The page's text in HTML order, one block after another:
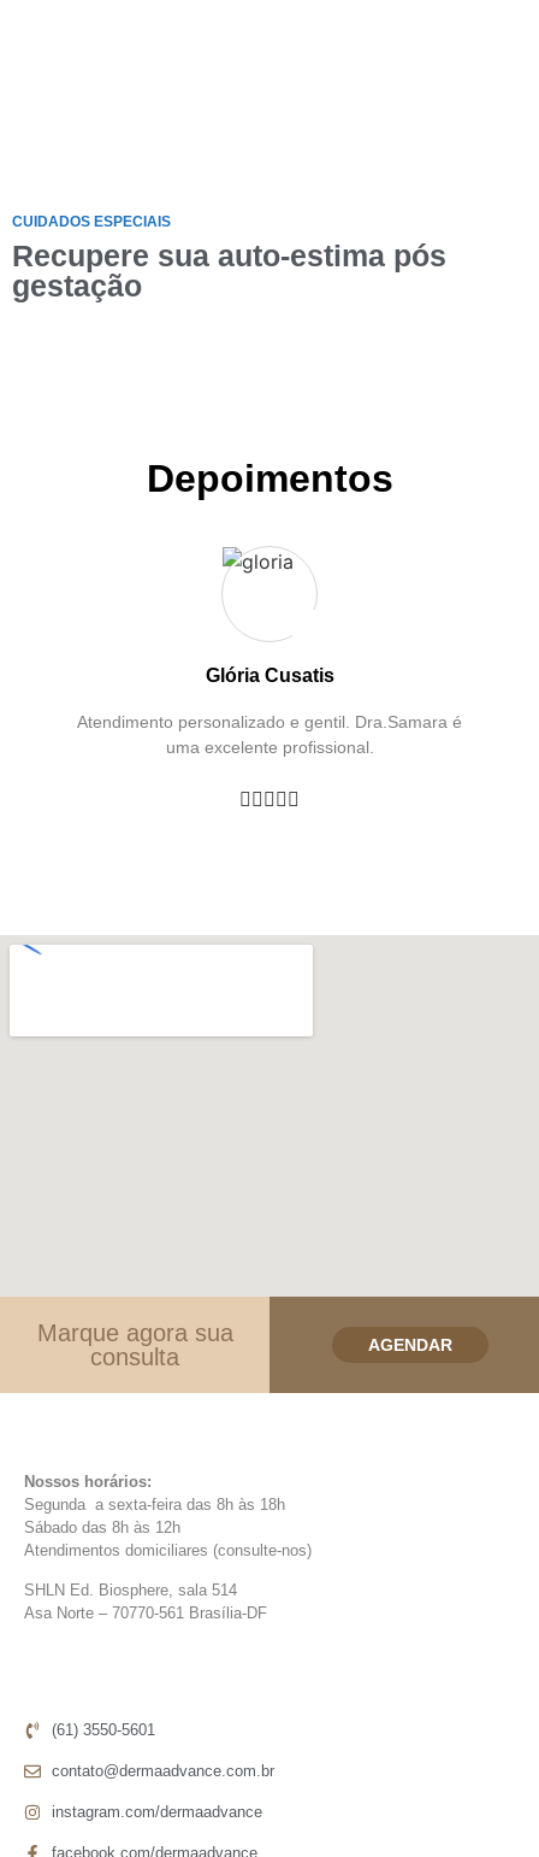
CUIDADOS ESPECIAIS
Recupere sua auto-estima pós
gestação
Depoimentos
Glória Cusatis
Atendimento personalizado e gentil. Dra.Samara é
uma excelente profissional.

Marque agora sua
consulta
AGENDAR
Nossos horários:
Segunda a sexta-feira das 8h às 18h
Sábado das 8h às 12h
Atendimentos domiciliares (consulte-nos)
SHLN Ed. Biosphere, sala 514
Asa Norte – 70770-561 Brasília-DF
(61) 3550-5601
contato@dermaadvance.com.br
instagram.com/dermaadvance
facebook.com/dermaadvance